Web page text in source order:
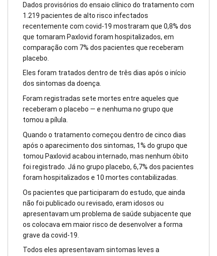
Dados provisórios do ensaio clínico do tratamento com
1.219 pacientes de alto risco infectados
recentemente com covid-19 mostraram que 0,8% dos
que tomaram Paxlovid foram hospitalizados, em
comparação com 7% dos pacientes que receberam
placebo.
Eles foram tratados dentro de três dias após o início
dos sintomas da doença.
Foram registradas sete mortes entre aqueles que
receberam o placebo — e nenhuma no grupo que
tomou a pílula.
Quando o tratamento começou dentro de cinco dias
após o aparecimento dos sintomas, 1% do grupo que
tomou Paxlovid acabou internado, mas nenhum óbito
foi registrado. Já no grupo placebo, 6,7% dos pacientes
foram hospitalizados e 10 mortes contabilizadas.
Os pacientes que participaram do estudo, que ainda
não foi publicado ou revisado, eram idosos ou
apresentavam um problema de saúde subjacente que
os colocava em maior risco de desenvolver a forma
grave da covid-19.
Todos eles apresentavam sintomas leves a